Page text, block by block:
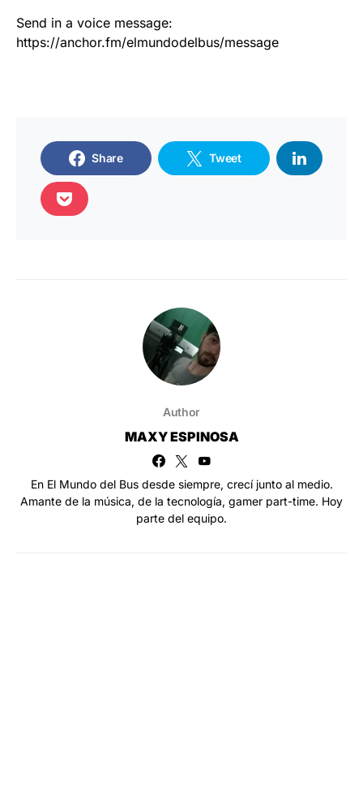
Send in a voice message:
https://anchor.fm/elmundodelbus/message
Share Tweet
Author
MAXY ESPINOSA
En El Mundo del Bus desde siempre, crecí junto al medio.
Amante de la música, de la tecnología, gamer part-time. Hoy
parte del equipo.